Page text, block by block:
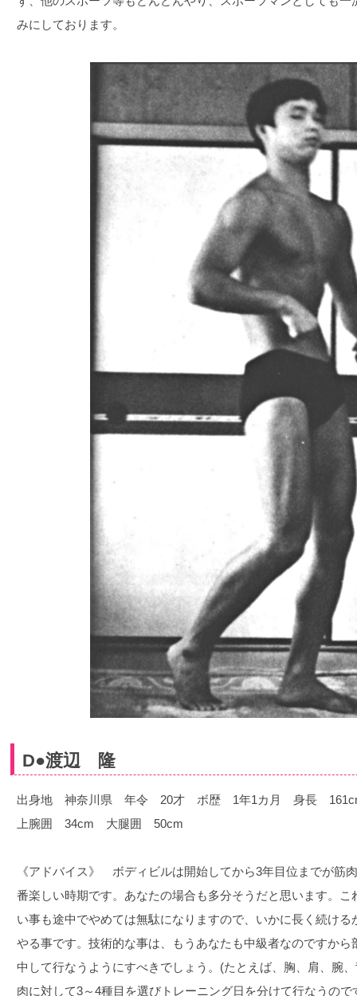
みにしております。
D●渡辺 隆
出身地 神奈川県 年令 20才 ボ歴 1年1カ月 身長
上腕囲 34cm 大腿囲 50cm
《アドバイス》 ボディビルは開始してから3年目位までが筋
番楽しい時期です。あなたの場合も多分そうだと思います。
い事も途中でやめては無駄になりますので、いかに長く続け
やる事です。技術的な事は、もうあなたも中級者なのですか
中して行なうようにすべきでしょう。(たとえば、胸、肩、腕
肉に対して3～4種目を選びトレーニング日を分けて行なうので